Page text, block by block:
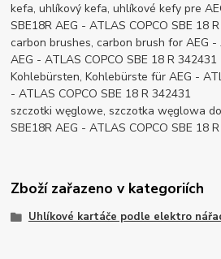
kefa, uhlíkový kefa, uhlíkové kefy pre
SBE18R AEG - ATLAS COPCO SBE 18
carbon brushes, carbon brush for AEG -
AEG - ATLAS COPCO SBE 18 R 342431
Kohlebürsten, Kohlebürste für AEG -
- ATLAS COPCO SBE 18 R 342431
szczotki węglowe, szczotka węglowa
SBE18R AEG - ATLAS COPCO SBE 18
Zboží zařazeno v kategoriích
Uhlíkové kartáče podle elektro